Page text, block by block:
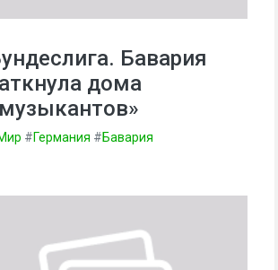
Бавария
дома
#Германия #Бавария